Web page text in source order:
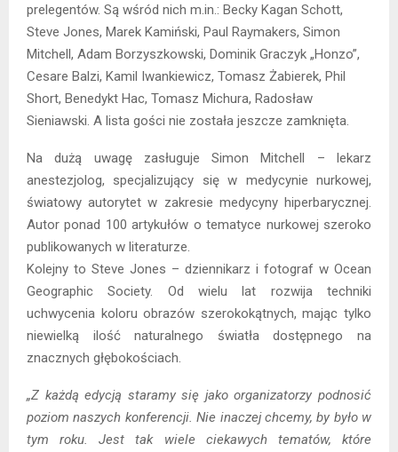
prelegentów. Są wśród nich m.in.: Becky Kagan Schott,
Steve Jones, Marek Kamiński, Paul Raymakers, Simon
Mitchell, Adam Borzyszkowski, Dominik Graczyk „Honzo”,
Cesare Balzi, Kamil Iwankiewicz, Tomasz Żabierek, Phil
Short, Benedykt Hac, Tomasz Michura, Radosław
Sieniawski. A lista gości nie została jeszcze zamknięta.
Na dużą uwagę zasługuje Simon Mitchell – lekarz
anestezjolog, specjalizujący się w medycynie nurkowej,
światowy autorytet w zakresie medycyny hiperbarycznej.
Autor ponad 100 artykułów o tematyce nurkowej szeroko
publikowanych w literaturze.
Kolejny to Steve Jones – dziennikarz i fotograf w Ocean
Geographic Society. Od wielu lat rozwija techniki
uchwycenia koloru obrazów szerokokątnych, mając tylko
niewielką ilość naturalnego światła dostępnego na
znacznych głębokościach.
„Z każdą edycją staramy się jako organizatorzy podnosić
poziom naszych konferencji. Nie inaczej chcemy, by było w
tym roku. Jest tak wiele ciekawych tematów, które